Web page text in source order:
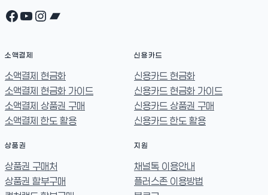
Facebook
YouTube
Instagram
Bandcamp
소액결제
소액결제 현금화
소액결제 현금화 가이드
소액결제 상품권 구매
소액결제 한도 활용
신용카드
신용카드 현금화
신용카드 현금화 가이드
신용카드 상품권 구매
신용카드 한도 활용
상품권
상품권 구매처
상품권 할부구매
지원
채널톡 이용안내
플러스존 이용방법